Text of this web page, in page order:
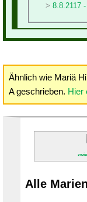
8.8.2117
Ähnlich wie Mariä
A geschrieben. Hier
Alle